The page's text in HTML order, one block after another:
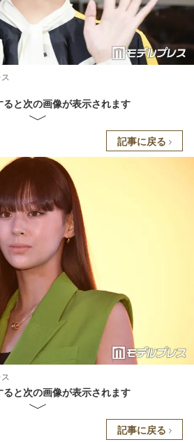
ると次の画像が表示されます
記事に戻る
ると次の画像が表示されます
記事に戻る